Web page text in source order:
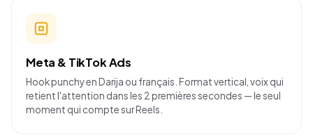
Meta & TikTok Ads
Hook punchy en Darija ou français. Format vertical, voix qui
retient l'attention dans les 2 premières secondes — le seul
moment qui compte sur Reels.